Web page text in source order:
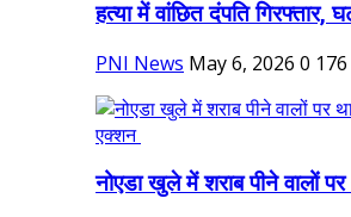
हत्या में वांछित दंपति गिरफ्तार,
PNI News May 6, 2026 0 176
नोएडा खुले में शराब पीने वालों